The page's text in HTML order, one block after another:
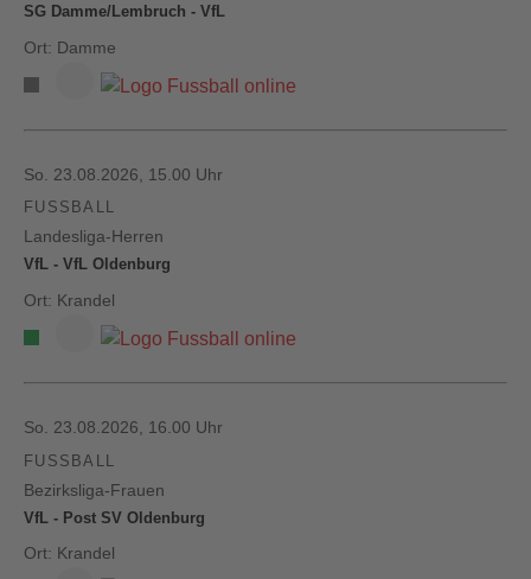
SG Damme/Lembruch - VfL
Ort: Damme
So. 23.08.2026, 15.00 Uhr
FUSSBALL
Landesliga-Herren
VfL - VfL Oldenburg
Ort: Krandel
So. 23.08.2026, 16.00 Uhr
FUSSBALL
Bezirksliga-Frauen
VfL - Post SV Oldenburg
Ort: Krandel